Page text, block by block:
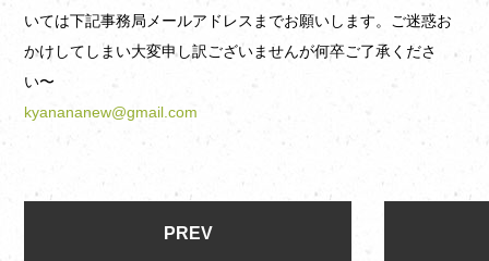
いては下記事務局メールアドレスまでお願いします。ご迷惑お
かけしてしまい大変申し訳ございませんが何卒ご了承くださ
い〜
kyanananew@gmail.com
PREV